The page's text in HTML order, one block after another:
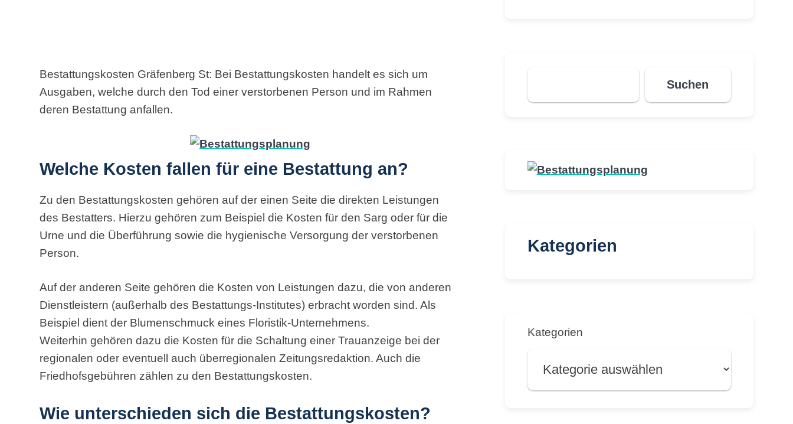
Bestattungskosten Gräfenberg St: Bei Bestattungskosten handelt es sich um
Ausgaben, welche durch den Tod einer verstorbenen Person und im Rahmen
deren Bestattung anfallen.
Welche Kosten fallen für eine Bestattung an?
Zu den Bestattungskosten gehören auf der einen Seite die direkten Leistungen
des Bestatters. Hierzu gehören zum Beispiel die Kosten für den Sarg oder für die
Urne und die Überführung sowie die hygienische Versorgung der verstorbenen
Person.
Auf der anderen Seite gehören die Kosten von Leistungen dazu, die von anderen
Dienstleistern (außerhalb des Bestattungs-Institutes) erbracht worden sind. Als
Beispiel dient der Blumenschmuck eines Floristik-Unternehmens.
Weiterhin gehören dazu die Kosten für die Schaltung einer Trauanzeige bei der
regionalen oder eventuell auch überregionalen Zeitungsredaktion. Auch die
Friedhofsgebühren zählen zu den Bestattungskosten.
Wie unterschieden sich die Bestattungskosten?
Suchen
Suchen
Kategorien
Kategorien